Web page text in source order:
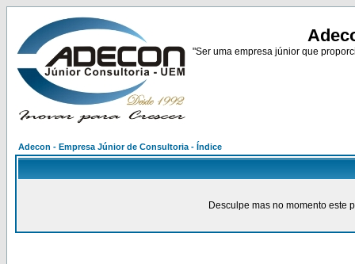
"Ser uma empresa júnior que
Adecon - Empresa Júnior de Consultoria - Índice
Desculpe mas no momento este